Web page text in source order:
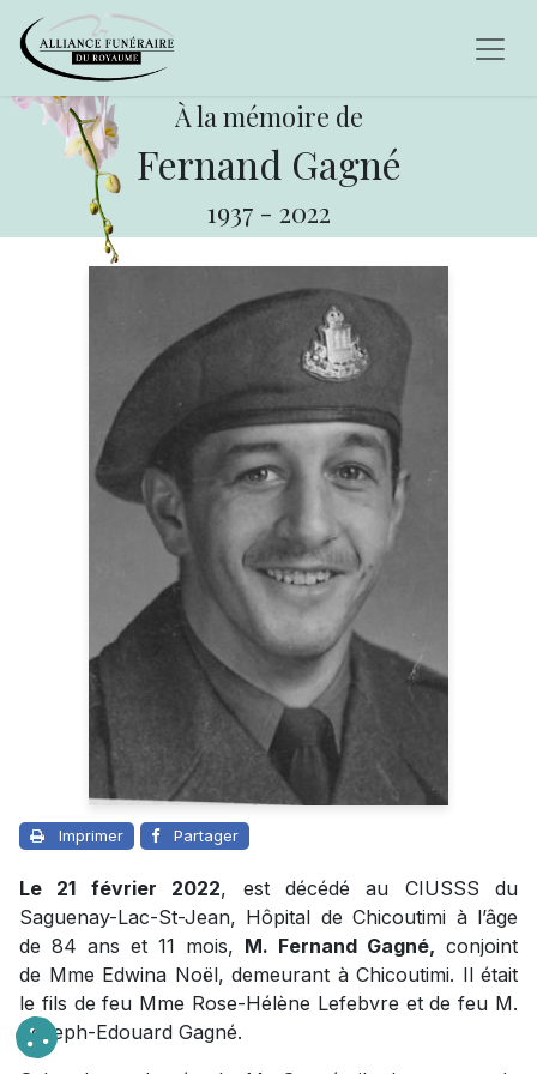
À la mémoire de
Fernand Gagné
1937 - 2022
Imprimer Partager
Le 21 février 2022, est décédé au CIUSSS du
Saguenay-Lac-St-Jean, Hôpital de Chicoutimi à l’âge
de 84 ans et 11 mois, M. Fernand Gagné, conjoint
de Mme Edwina Noël, demeurant à Chicoutimi. Il était
le fils de feu Mme Rose-Hélène Lefebvre et de feu M.
Joseph-Edouard Gagné.